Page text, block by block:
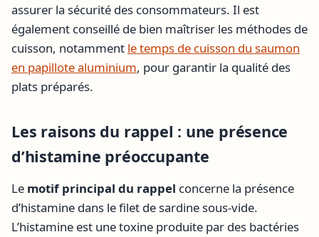
assurer la sécurité des consommateurs. Il est
également conseillé de bien maîtriser les méthodes de
cuisson, notamment le temps de cuisson du saumon
en papillote aluminium, pour garantir la qualité des
plats préparés.
Les raisons du rappel : une présence
d’histamine préoccupante
Le motif principal du rappel concerne la présence
d’histamine dans le filet de sardine sous-vide.
L’histamine est une toxine produite par des bactéries